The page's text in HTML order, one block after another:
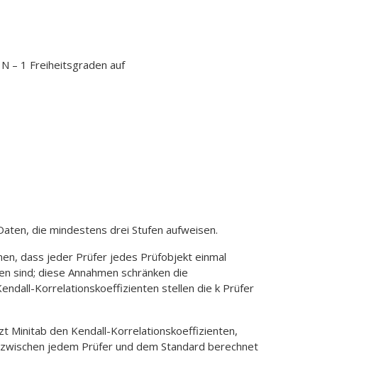
– 1 Freiheitsgraden auf
die mindestens drei Stufen aufweisen.
dass jeder Prüfer jedes Prüfobjekt einmal
sind; diese Annahmen schränken die
Korrelationskoeffizienten stellen die k Prüfer
Minitab den Kendall-Korrelationskoeffizienten,
jedem Prüfer und dem Standard berechnet